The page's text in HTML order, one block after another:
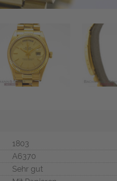
1803
A6370
Sehr gut